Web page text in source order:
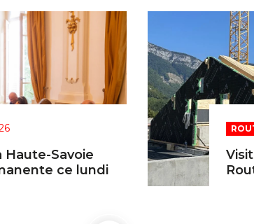
Savoie
ce lundi